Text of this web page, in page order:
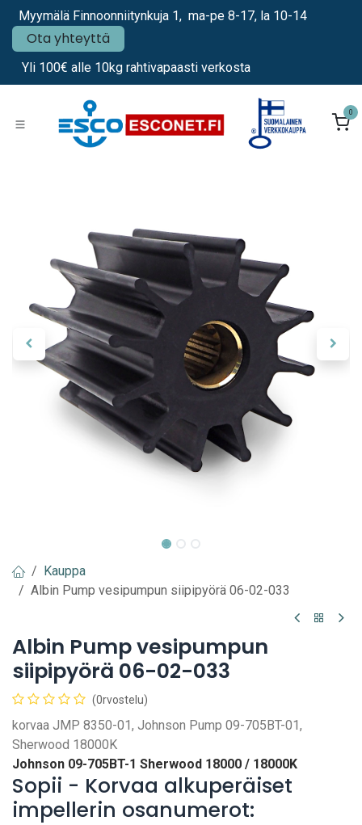
Siirry sisältöön
Myymälä Finnoonniitynkuja 1, ma-pe 8-17, la 10-14
Ota yhteyttä
Yli 100€ alle 10kg rahtivapaasti verkosta
0
Kauppa
Albin Pump vesipumpun siipipyörä 06-02-033
Albin Pump vesipumpun
siipipyörä 06-02-033
(0rvostelu)
korvaa JMP 8350-01, Johnson Pump 09-705BT-01,
Sherwood 18000K
Johnson 09-705BT-1 Sherwood 18000 / 18000K
Sopii - Korvaa alkuperäiset
impellerin osanumerot: